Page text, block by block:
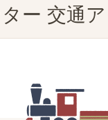
ー 交通